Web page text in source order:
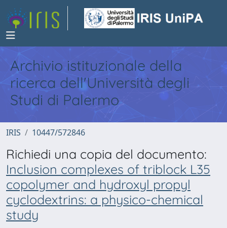
Archivio istituzionale della
ricerca dell'Università degli
Studi di Palermo
IRIS 10447/572846
Richiedi una copia del documento:
Inclusion complexes of triblock L35
copolymer and hydroxyl propyl
cyclodextrins: a physico-chemical
study